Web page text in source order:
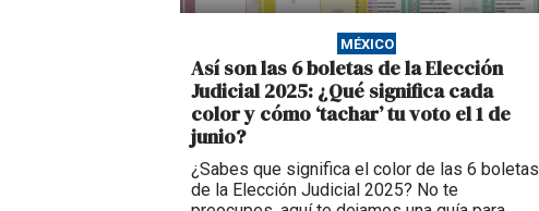
MÉXICO
Así son las 6 boletas de la Elección
Judicial 2025: ¿Qué significa cada
color y cómo ‘tachar’ tu voto el 1 de
junio?
¿Sabes que significa el color de las 6 boletas
de la Elección Judicial 2025? No te